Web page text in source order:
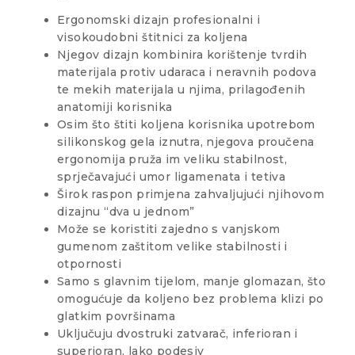
Ergonomski dizajn profesionalni i
visokoudobni štitnici za koljena
Njegov dizajn kombinira korištenje tvrdih
materijala protiv udaraca i neravnih podova
te mekih materijala u njima, prilagođenih
anatomiji korisnika
Osim što štiti koljena korisnika upotrebom
silikonskog gela iznutra, njegova proučena
ergonomija pruža im veliku stabilnost,
sprječavajući umor ligamenata i tetiva
Širok raspon primjena zahvaljujući njihovom
dizajnu “dva u jednom”
Može se koristiti zajedno s vanjskom
gumenom zaštitom velike stabilnosti i
otpornosti
Samo s glavnim tijelom, manje glomazan, što
omogućuje da koljeno bez problema klizi po
glatkim površinama
Uključuju dvostruki zatvarač, inferioran i
superioran, lako podesiv